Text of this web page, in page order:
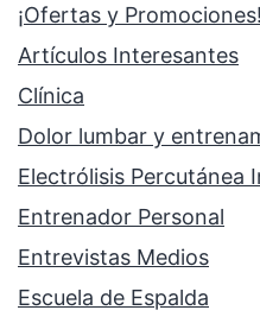
¡Ofertas y Promociones!
Artículos Interesantes
Clínica
Dolor lumbar y
Electrólisis Percutánea
Entrenador Personal
Entrevistas Medios
Escuela de Espalda